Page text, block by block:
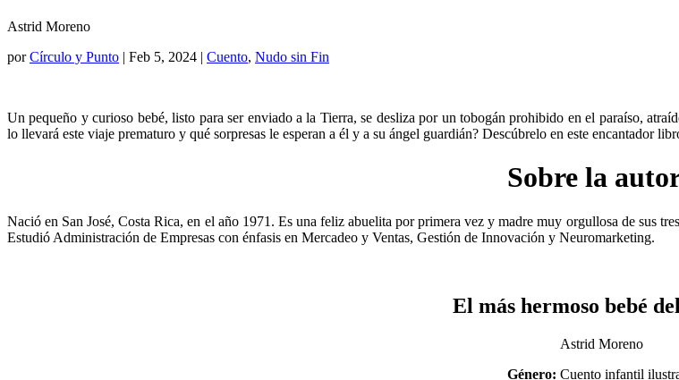
Astrid Moreno
porCírculo y Punto | Feb 5, 2024 | Cuento, Nudo sin Fin
Un pequeño y curioso bebé, listo para ser enviado a la Tierra, se desliza por un tobogán prohibido en el paraíso,
lo llevará este viaje prematuro y qué sorpresas le esperan a él y a su ángel guardián? Descúbrelo en este encantador
Sobre la
Nació en San José, Costa Rica, en el año 1971. Es una feliz abuelita por primera vez y madre muy orgullosa de sus
Estudió Administración de Empresas con énfasis en Mercadeo y Ventas, Gestión de Innovación y Neuromarketing.
El más hermoso bebé
Astrid Moreno
Género: Cuento infantil